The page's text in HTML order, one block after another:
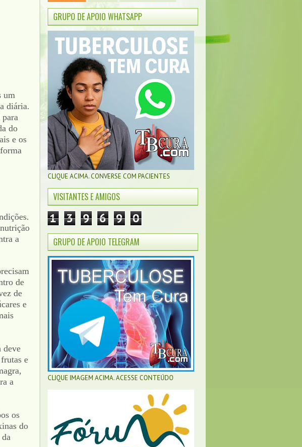
um
diária.
do
e os
a
de
de
e
deve
e
a
os
do
GRUPO DE APOIO WHATSAPP
CLIQUE ACIMA. CONVERSE COM PACIENTES
VISITANTES E AMIGOS
1 3 9 6 9 0
GRUPO DE APOIO TELEGRAM
CLIQUE IMAGEM ACIMA. ACESSE CONTEÚDO